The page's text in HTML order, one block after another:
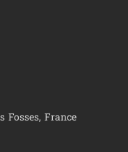
Fosses, France